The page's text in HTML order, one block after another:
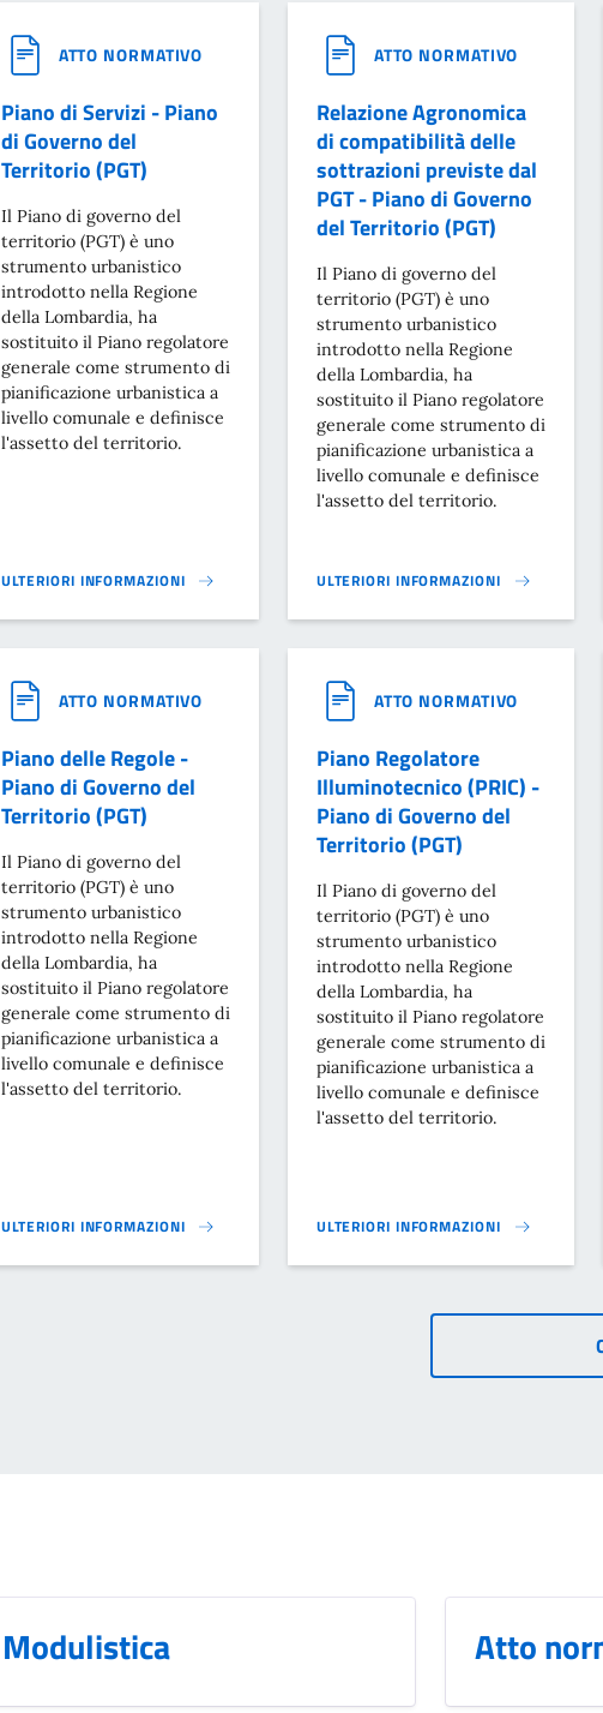
ATTO NORMATIVO
Piano di Servizi - Piano
di Governo del
Territorio (PGT)
Il Piano di governo del
territorio (PGT) è uno
strumento urbanistico
introdotto nella Regione
della Lombardia, ha
sostituito il Piano regolatore
generale come strumento di
pianificazione urbanistica a
livello comunale e definisce
l'assetto del territorio.
ULTERIORI INFORMAZIONI
PIANO DI SERVIZI - PIANO DI GOVERNO DEL TERRITORIO (PGT)}
ATTO NORMATIVO
Relazione Agronomica
di compatibilità delle
sottrazioni previste dal
PGT - Piano di Governo
del Territorio (PGT)
Il Piano di governo del
territorio (PGT) è uno
strumento urbanistico
introdotto nella Regione
della Lombardia, ha
sostituito il Piano regolatore
generale come strumento di
pianificazione urbanistica a
livello comunale e definisce
l'assetto del territorio.
ULTERIORI INFORMAZIONI
RELAZIONE AGRONOMICA DI
ATTO NORMATIVO
Piano delle Regole -
Piano di Governo del
Territorio (PGT)
Il Piano di governo del
territorio (PGT) è uno
strumento urbanistico
introdotto nella Regione
della Lombardia, ha
sostituito il Piano regolatore
generale come strumento di
pianificazione urbanistica a
livello comunale e definisce
l'assetto del territorio.
ULTERIORI INFORMAZIONI
PIANO DELLE REGOLE - PIANO DI GOVERNO DEL TERRITORIO (PGT)}
ATTO NORMATIVO
Piano Regolatore
Illuminotecnico (PRIC) -
Piano di Governo del
Territorio (PGT)
Il Piano di governo del
territorio (PGT) è uno
strumento urbanistico
introdotto nella Regione
della Lombardia, ha
sostituito il Piano regolatore
generale come strumento di
pianificazione urbanistica a
livello comunale e definisce
l'assetto del territorio.
ULTERIORI INFORMAZIONI
PIANO REGOLATORE
Modulistica Atto